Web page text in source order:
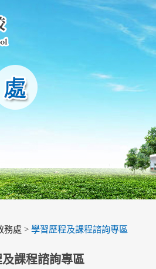
務處 > 學習歷程及課程諮詢專區
課程諮詢專區